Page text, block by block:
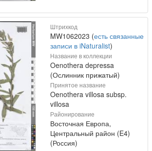
Штрихкод
MW1062023 (есть связанные
записи в iNaturalist)
Название в коллекции
Oenothera depressa
(Ослинник прижатый)
Принятое название
Oenothera villosa subsp.
villosa
Районирование
Восточная Европа,
Центральный район (E4)
(Россия)